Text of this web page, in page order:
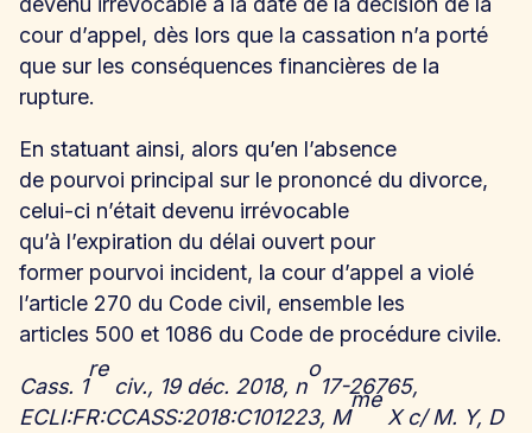
cour d’appel, dès lors que la cassation n’a porté
que sur les conséquences financières de la
rupture.
En statuant ainsi, alors qu’en l’absence
de pourvoi principal sur le prononcé du divorce,
celui-ci n’était devenu irrévocable
qu’à l’expiration du délai ouvert pour
former pourvoi incident, la cour d’appel a violé
l’article 270 du Code civil, ensemble les
articles 500 et 1086 du Code de procédure civile.
Cass. 1
re
civ., 19 déc. 2018, n
o
17-26765,
ECLI:FR:CCASS:2018:C101223, M
me
X c/ M. Y, D